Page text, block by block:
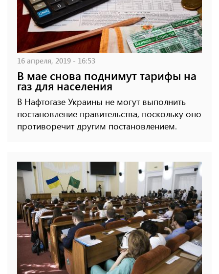
16 апреля, 2019 - 16:53
В мае снова поднимут тарифы на
газ для населения
В Нафтогазе Украины не могут выполнить
постановление правительства, поскольку оно
противоречит другим постановлением.